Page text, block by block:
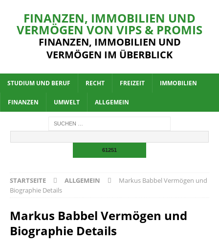
FINANZEN, IMMOBILIEN UND
VERMÖGEN VON VIPS & PROMIS
FINANZEN, IMMOBILIEN UND
VERMÖGEN IM ÜBERBLICK
STUDIUM UND BERUF RECHT FREIZEIT IMMOBILIEN
FINANZEN UMWELT ALLGEMEIN
STARTSEITE ALLGEMEIN
Markus Babbel Vermögen und
Biographie Details
Markus Babbel Vermögen und
Biographie Details